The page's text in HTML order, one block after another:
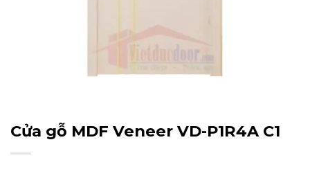
Cửa gỗ MDF Veneer VD-P1R4A C1